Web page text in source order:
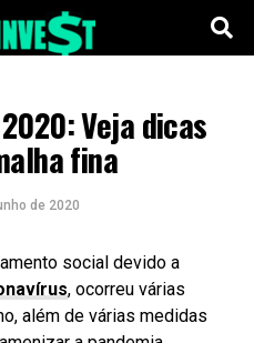
Veja dicas
fina
de 2020
social devido a
, ocorreu várias
além de várias medidas